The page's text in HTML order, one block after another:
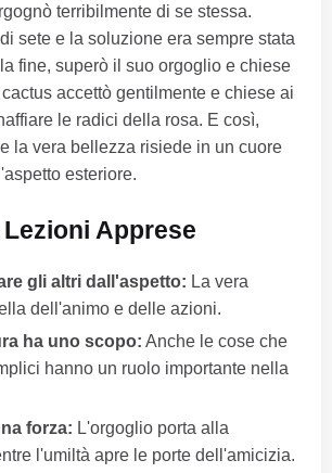
terribilmente di se stessa.
sete e la soluzione era sempre stata
fine, superò il suo orgoglio e chiese
accettò gentilmente e chiese ai
le radici della rosa. E così,
la vera bellezza risiede in un cuore
esteriore.
Lezioni Apprese
gli altri dall'aspetto: La vera
dell'animo e delle azioni.
ha uno scopo: Anche le cose che
hanno un ruolo importante nella
forza: L'orgoglio porta alla
l'umiltà apre le porte dell'amicizia.